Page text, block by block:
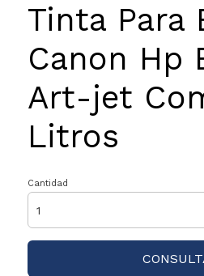
Tinta Para
Canon Hp
Art-jet
Litros
Cantidad